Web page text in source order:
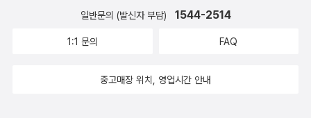
싶은 마음도 들 지도 모르죠. 잘 하자, 열심히 하자, 지금 이 순간을 즐
겁게 살자. 어렵지만 그렇게 살고 싶습니다. --- 오늘 여기까지입니
는 종종 전혀 종잡을 수가 없다. 어느 때는 곤혹스럽기까지 하다. 그게
특별히 천재적이거나 정의롭지는 않다. 이들 모두는 평범한 사람들이
고, 그렇기에 사회의 ‘평범’이라는 거죽 아래에서 들끓는 갈등의 결이
트’에 관련된 이야기라 국내에서 호응을 더 잘 이끌어내는 것 같다. 영
구입하시는 분들에게는 짜증나지만, 기다리는 사람들에게 좋은일...^
일반문의 (발신자 부담) 1544-2514
1:1 문의 FAQ
중고매장 위치, 영업시간 안내